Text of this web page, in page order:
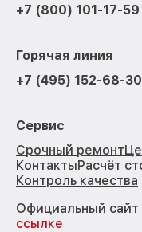
+7 (800) 101-17-59
Горячая линия
+7 (495) 152-68-30
Сервис
Срочный ремонт
КонтактыРасчёт
Контроль качества
Официальный сайт
ссылке